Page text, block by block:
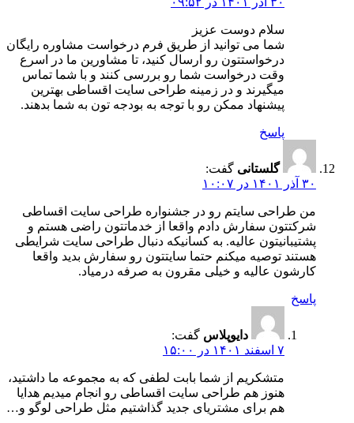
سلام دوست عزیز
شما می توانید از طریق فرم درخواست مشاوره رایگان
درخواستتون رو ارسال کنید، تا مشاورین ما در اسرع
وقت درخواست شما رو بررسی کنند و با شما تماس
میگیرند و در زمینه طراحی سایت اقساطی بهترین
پیشنهاد ممکن رو با توجه به بودجه تون به شما بدهند.
پاسخ
گلستانی گفت:
۳۰ آذر ۱۴۰۱ در ۱۰:۰۷
من طراحی سایتم رو در جشنواره طراحی سایت اقساطی
شرکتتون سفارش دادم واقعا از خدماتتون راضی هستم و
پشتیبانیتون عالیه. به کسانیکه دنبال طراحی سایت شرایطی
هستند توصیه میکنم حتما سایتتون رو سفارش بدید واقعا
کارشون عالیه و خیلی مقرون به صرفه درمیاد.
پاسخ
دایوپلاس گفت:
۷ اسفند ۱۴۰۱ در ۱۵:۰۰
متشکریم از شما بابت لطفی که به مجموعه ما داشتید،
هنوز هم طراحی سایت اقساطی رو انجام میدیم هدایا
هم برای مشتریای جدید گذاشتیم مثل طراحی لوگو و…